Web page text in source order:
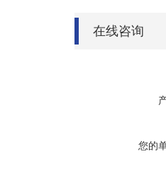
在线咨询
您的